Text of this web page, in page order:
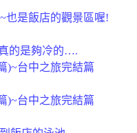
也是飯店的觀景區喔!
的是夠冷的….